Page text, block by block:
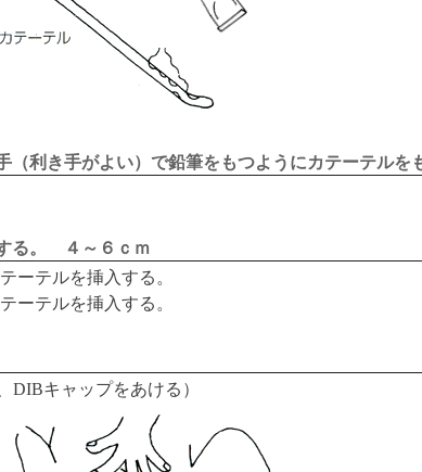
（利き手がよい）で鉛筆をもつようにカテーテルを
る。 ４～６ｃｍ
ーテルを挿入する。
ーテルを挿入する。
DIBキャップをあける）